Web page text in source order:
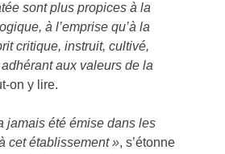
sont plus propices à la
à l’emprise qu’à la
critique, instruit, cultivé,
aux valeurs de la
on y lire.
jamais été émise dans les
cet établissement », s’étonne